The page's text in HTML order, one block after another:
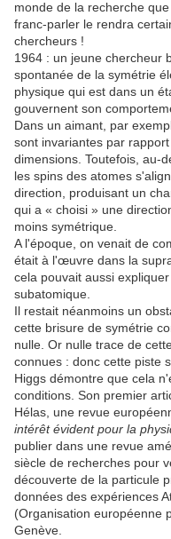
monde de la recherche
franc-parler le rendra
chercheurs !
1964 : un jeune chercheur
spontanée de la symétrie
physique qui est dans un
gouvernent son
Dans un aimant, par
sont invariantes par
dimensions. Toutefois, au-
les spins des atomes
direction, produisant un
qui a « choisi » une
moins symétrique.
A l'époque, on venait de
était à l'œuvre dans la
cela pouvait aussi
subatomique.
Il restait néanmoins un
cette brisure de symétrie
nulle. Or nulle trace de
connues : donc cette piste
Higgs démontre que cela
conditions. Son premier
Hélas, une revue
intérêt évident pour la
publier dans une revue
siècle de recherches pour
découverte de la particule
données des expériences
(Organisation européenne
Genève.